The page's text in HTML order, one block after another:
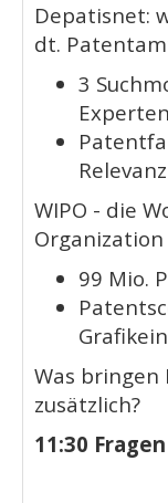
Depatisnet:
dt.
3
Experten
WIPO - die
Organization
99 Mio.
Was bringen
zusätzlich?
11:30